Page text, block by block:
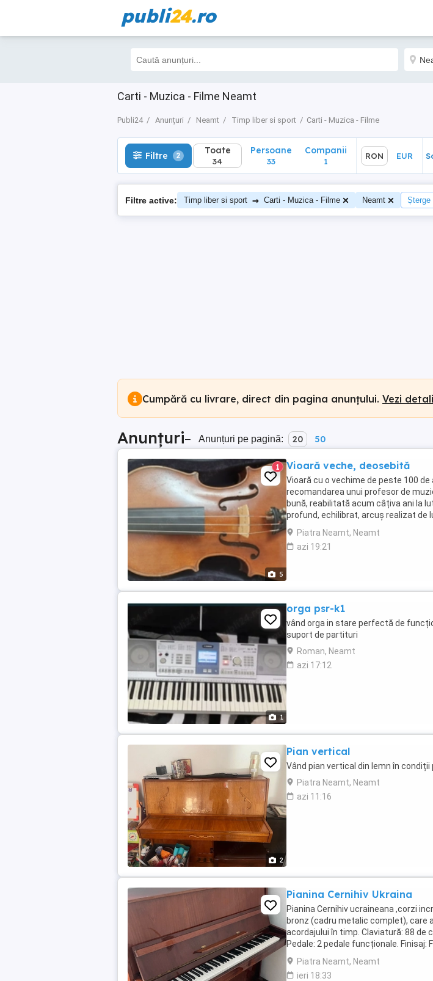
publi24.ro
Carti - Muzica - Filme Neamt
Publi24 Anunțuri Neamt Timp liber si sport Carti - Muzica - Filme
Filtre 2 Toate
34
Filtre 2 Toate
34
Persoane
33
Companii
1
RON EUR
Filtre active: Timp liber si sport → Carti - Muzica - Filme Neamt Șterge
Cumpără cu livrare, direct din pagina anunțului. Vezi
Anunțuri– Anunțuri pe pagină: 20 50
5
1 Vioară veche, deosebită
Vioară cu o vechime de peste 100
recomandarea unui profesor de
bună, reabilitată acum câțiva ani la
profund, echilibrat, arcuș realizat de
Winter în stare foarte bună. Poate ...
Piatra Neamt, Neamt
azi 19:21
1
orga psr-k1
vând orga in stare perfectă de
suport de partituri
Roman, Neamt
azi 17:12
2
Pian vertical
Vând pian vertical din lemn în
Piatra Neamt, Neamt
azi 11:16
Pianina Cernihiv Ukraina
Pianina Cernihiv ucraineana ,corzi
bronz (cadru metalic complet), care
acordajului în timp. Claviatură: 88 de
Pedale: 2 pedale funcționale. Finisaj:
intretinuta
Piatra Neamt, Neamt
ieri 18:33